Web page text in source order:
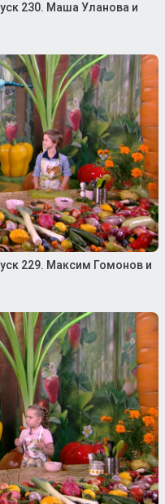
230. Маша Уланова и
229. Максим Гомонов и